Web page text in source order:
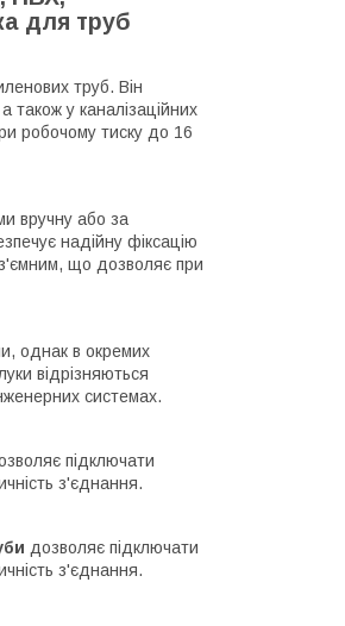
для труб
труб. Він
також у каналізаційних
робочому тиску до 16
вручну або за
надійну фіксацію
що дозволяє при
однак в окремих
відрізняються
системах.
підключати
з'єднання.
дозволяє підключати
з'єднання.